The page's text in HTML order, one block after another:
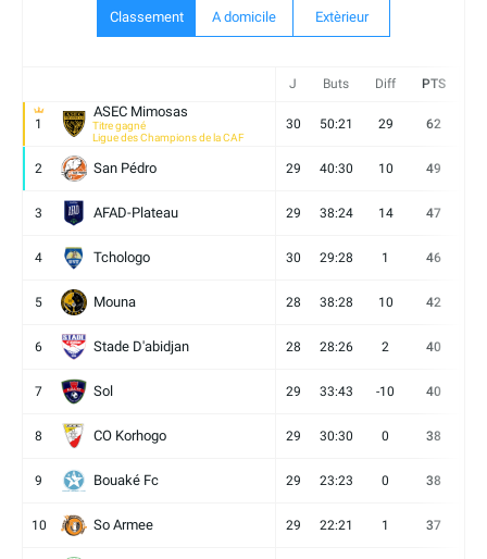
Classement A domicile Extèrieur
J Buts Diff PTS
1
ASEC Mimosas
Titre gagné
Ligue des Champions de la CAF
30 50:21 29 62
2 San Pédro 29 40:30 10 49
3 AFAD-Plateau 29 38:24 14 47
4 Tchologo 30 29:28 1 46
5 Mouna 28 38:28 10 42
6 Stade D'abidjan 28 28:26 2 40
7 Sol 29 33:43 -10 40
8 CO Korhogo 29 30:30 0 38
9 Bouaké Fc 29 23:23 0 38
10 So Armee 29 22:21 1 37